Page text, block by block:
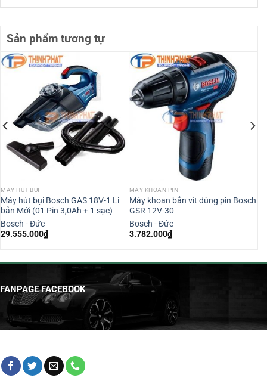
Sản phẩm tương tự
MÁY HÚT BỤI
Máy hút bụi Bosch GAS 18V-1 Li
bản Mới (01 Pin 3,0Ah + 1 sạc)
Bosch - Đức
29.555.000₫
MÁY KHOAN PIN
Máy khoan bắn vít dùng pin Bosch
GSR 12V-30
Bosch - Đức
3.782.000₫
FANPAGE FACEBOOK